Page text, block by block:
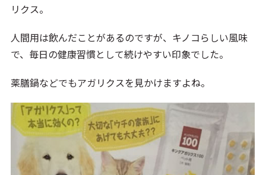
リクス。
人間用は飲んだことがあるのですが、キノコらしい風味
で、毎日の健康習慣として続けやすい印象でした。
薬膳鍋などでもアガリクスを見かけますよね。